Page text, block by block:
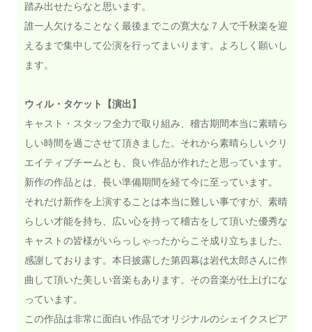
踏み出せたらなと思います。
誰一人欠けることなく最後までこの寛大な７人で千秋楽を迎
えるまで集中して公演を行ってまいります。よろしく願いし
ます。
ウィル・タケット【演出】
キャスト・スタッフ全力で取り組み、稽古期間本当に素晴ら
しい時間を過ごさせて頂きました。それから素晴らしいクリ
エイティブチームとも、良い作品が作れたと思っています。
新作の作品とは、長い準備期間を経て今に至っています。
それだけ新作を上演することは本当に難しい事ですが、素晴
らしい才能を持ち、広い心を持って稽古をして頂いた優秀な
キャストの皆様がいらっしゃったからこそ成り立ちました、
感謝しております。本日披露した第四幕は岩代太郎さんに作
曲して頂いた美しい音楽もあります。その音楽が仕上げにな
っています。
この作品は非常に面白い作品でオリジナルのシェイクスピア